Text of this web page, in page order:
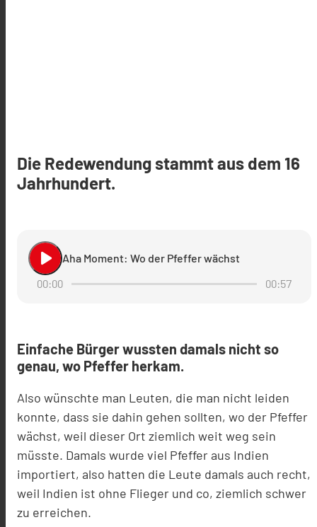
Die Redewendung stammt aus dem 16
Jahrhundert.
play_arrow
Aha Moment: Wo der Pfeffer wächst
00:00
00:57
Einfache Bürger wussten damals nicht so
genau, wo Pfeffer herkam.
Also wünschte man Leuten, die man nicht leiden
konnte, dass sie dahin gehen sollten, wo der Pfeffer
wächst, weil dieser Ort ziemlich weit weg sein
müsste. Damals wurde viel Pfeffer aus Indien
importiert, also hatten die Leute damals auch recht,
weil Indien ist ohne Flieger und co, ziemlich schwer
zu erreichen.